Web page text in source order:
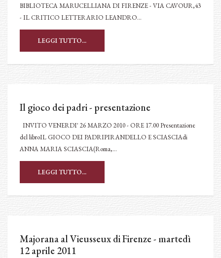
BIBLIOTECA MARUCELLIANA DI FIRENZE - VIA CAVOUR,43
- IL CRITICO LETTERARIO LEANDRO…
LEGGI TUTTO...
Il gioco dei padri - presentazione
INVITO VENERDI' 26 MARZO 2010 - ORE 17.00 Presentazione
del libroIL GIOCO DEI PADRIPIRANDELLO E SCIASCIAdi
ANNA MARIA SCIASCIA(Roma,…
LEGGI TUTTO...
Majorana al Vieusseux di Firenze - martedì
12 aprile 2011